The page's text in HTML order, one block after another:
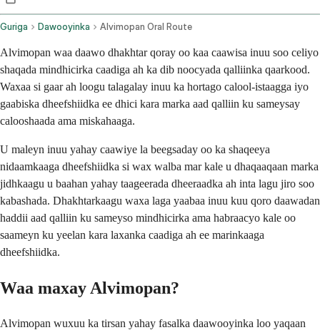
Guriga Dawooyinka Alvimopan Oral Route
Alvimopan waa daawo dhakhtar qoray oo kaa caawisa inuu soo celiyo
shaqada mindhicirka caadiga ah ka dib noocyada qalliinka qaarkood.
Waxaa si gaar ah loogu talagalay inuu ka hortago calool-istaagga iyo
gaabiska dheefshiidka ee dhici kara marka aad qalliin ku sameysay
calooshaada ama miskahaaga.
U maleyn inuu yahay caawiye la beegsaday oo ka shaqeeya
nidaamkaaga dheefshiidka si wax walba mar kale u dhaqaaqaan marka
jidhkaagu u baahan yahay taageerada dheeraadka ah inta lagu jiro soo
kabashada. Dhakhtarkaagu waxa laga yaabaa inuu kuu qoro daawadan
haddii aad qalliin ku sameyso mindhicirka ama habraacyo kale oo
saameyn ku yeelan kara laxanka caadiga ah ee marinkaaga
dheefshiidka.
Waa maxay Alvimopan?
Alvimopan wuxuu ka tirsan yahay fasalka daawooyinka loo yaqaan